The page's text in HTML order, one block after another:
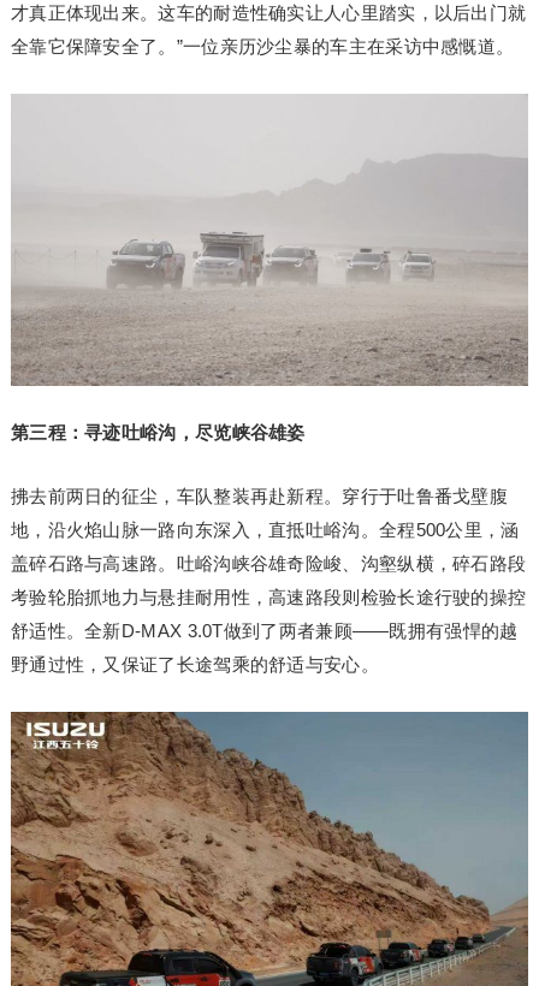
才真正体现出来。这车的耐造性确实让人心里踏实，以后出门就
全靠它保障安全了。”一位亲历沙尘暴的车主在采访中感慨道。
第三程：寻迹吐峪沟，尽览峡谷雄姿
拂去前两日的征尘，车队整装再赴新程。穿行于吐鲁番戈壁腹
地，沿火焰山脉一路向东深入，直抵吐峪沟。全程500公里，涵
盖碎石路与高速路。吐峪沟峡谷雄奇险峻、沟壑纵横，碎石路段
考验轮胎抓地力与悬挂耐用性，高速路段则检验长途行驶的操控
舒适性。全新D-MAX 3.0T做到了两者兼顾——既拥有强悍的越
野通过性，又保证了长途驾乘的舒适与安心。